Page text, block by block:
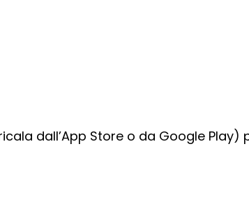
dall’App Store o da Google Play)